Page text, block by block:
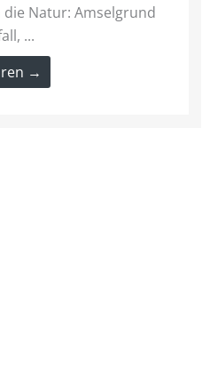
die Natur: Amselgrund
...
→